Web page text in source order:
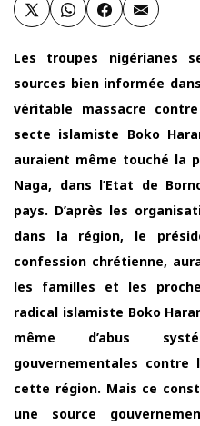
Les troupes nigérianes
sources bien informée
véritable massacre
secte islamiste Boko
auraient même touché la
Naga, dans l’Etat de
pays. D’après les
dans la région, le
confession chrétienne,
les familles et les
radical islamiste Boko
même d’abus
gouvernementales contre
cette région. Mais ce
une source